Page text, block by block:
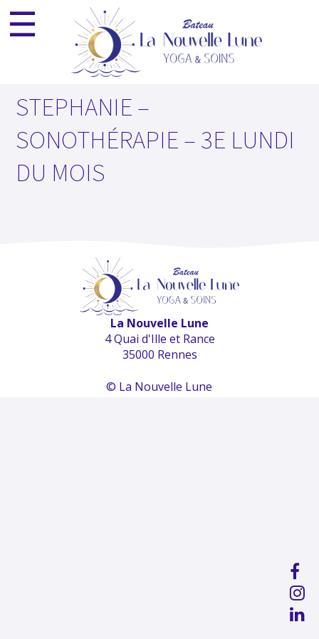
☰
STEPHANIE –
SONOTHÉRAPIE – 3E LUNDI
DU MOIS
La Nouvelle Lune
4 Quai d'Ille et Rance
35000 Rennes
© La Nouvelle Lune